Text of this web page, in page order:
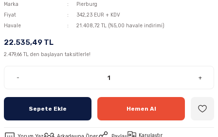
Marka
Pierburg
Fiyat
342,23 EUR + KDV
Havale
21.408,72 TL (%5,00 havale indirimi)
22.535,49 TL
2.479,66 TL den başlayan taksitlerle!
- +
Sepete Ekle Hemen Al
Karşılaştır